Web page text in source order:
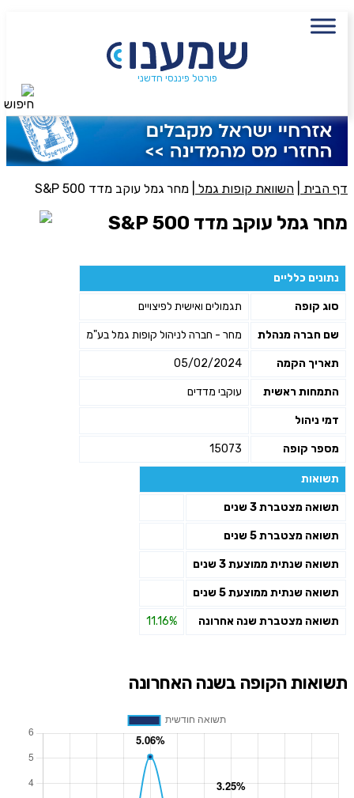
פורטל פיננסי חדשני
דף הבית השוואת קופות גמל מחר גמל עוקב מדד 500 S&P
מחר גמל עוקב מדד 500 S&P
נתונים כלליים
סוג קופה תגמולים ואישית לפיצויים
שם חברה מנהלת מחר - חברה לניהול קופות גמל בע"מ
תאריך הקמה 05/02/2024
התמחות ראשית עוקבי מדדים
דמי ניהול
מספר קופה 15073
תשואות
תשואה מצטברת 3 שנים
תשואה מצטברת 5 שנים
תשואה שנתית ממוצעת 3 שנים
תשואה שנתית ממוצעת 5 שנים
תשואה מצטברת שנה אחרונה 11.16%
תשואות הקופה בשנה האחרונה
שם מלא
פעולה נדרשת
סכום חיסכון בקרן
אני מאשר את תנאיי השימוש והפרטיות של האתר
מאשר כי פרטיי ישמשו לקבלת פניות והצעות שיווקיות למוצרים
פנסיוניים\ביטוח באמצעות טלפון, מייל או SMS מאיתנו או צד שלישי
חיפוש